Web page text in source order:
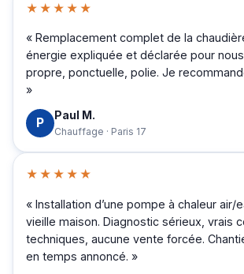
★★★★★
« Remplacement complet de la
énergie expliquée et déclarée pour
propre, ponctuelle, polie. Je
»
P Paul M.
Chauffage · Paris 17
★★★★★
« Installation d’une pompe à chaleur air/
vieille maison. Diagnostic sérieux, vrais
techniques, aucune vente forcée.
en temps annoncé. »